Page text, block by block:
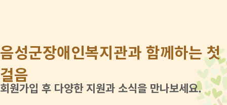
음성군장애인복지관과 함께하는 첫
걸음
회원가입 후 다양한 지원과 소식을 만나보세요.